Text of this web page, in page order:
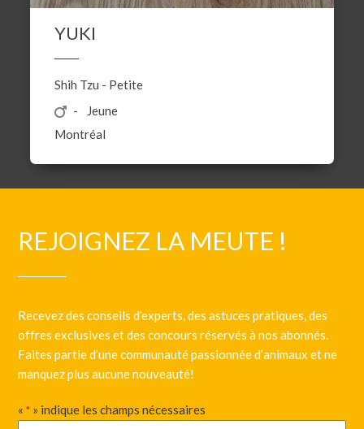
YUKI
Shih Tzu - Petite
Jeune
Montréal
REJOIGNEZ LA MEUTE !
Recevez des conseils d’experts, des astuces pratiques, des
offres exclusives et des concours réservés à nos abonnés.
Faites partie d’une communauté passionnée d’animaux et ne
manquez plus aucune nouveauté!
«* » indique les champs nécessaires